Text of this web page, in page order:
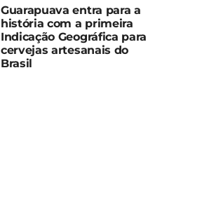
Guarapuava entra para a
história com a primeira
Indicação Geográfica para
cervejas artesanais do
Brasil